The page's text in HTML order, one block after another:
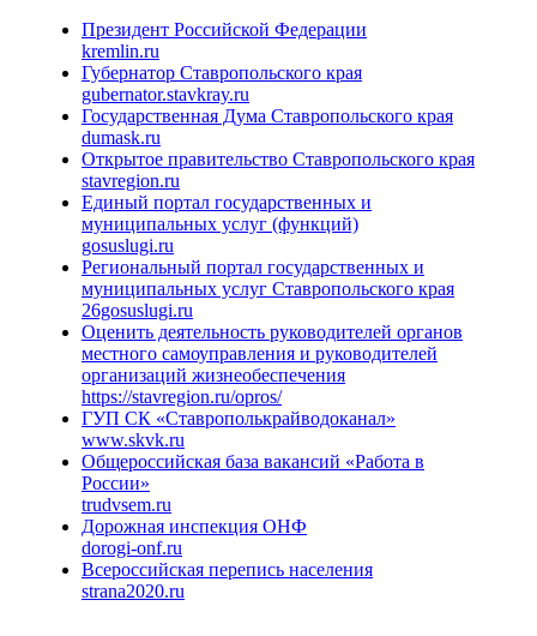
Президент Российской Федерации
kremlin.ru
Губернатор Ставропольского края
gubernator.stavkray.ru
Государственная Дума Ставропольского края
dumask.ru
Открытое правительство Ставропольского края
stavregion.ru
Единый портал государственных и
муниципальных услуг (функций)
gosuslugi.ru
Региональный портал государственных и
муниципальных услуг Ставропольского края
26gosuslugi.ru
Оценить деятельность руководителей органов
местного самоуправления и руководителей
организаций жизнеобеспечения
https://stavregion.ru/opros/
ГУП СК «Ставрополькрайводоканал»
www.skvk.ru
Общероссийская база вакансий «Работа в
России»
trudvsem.ru
Дорожная инспекция ОНФ
dorogi-onf.ru
Всероссийская перепись населения
strana2020.ru